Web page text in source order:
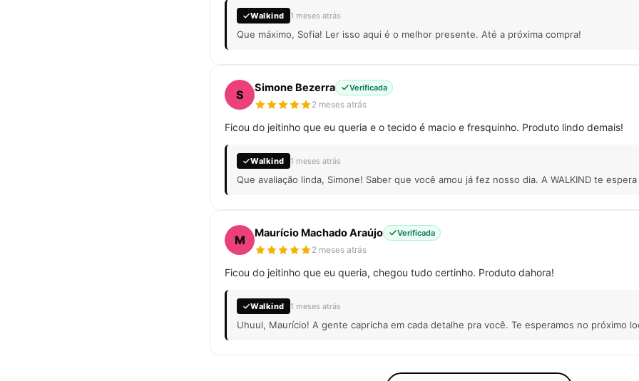
Walkind 1 meses atrás
Que máximo, Sofia! Ler isso aqui é o melhor presente. Até a próxima compra!
S
Simone Bezerra Verificada
2 meses atrás
Ficou do jeitinho que eu queria e o tecido é macio e fresquinho. Produto lindo demais!
Walkind 1 meses atrás
Que avaliação linda, Simone! Saber que você amou já fez nosso dia. A WALKIND te
M
Maurício Machado Araújo Verificada
2 meses atrás
Ficou do jeitinho que eu queria, chegou tudo certinho. Produto dahora!
Walkind 1 meses atrás
Uhuul, Maurício! A gente capricha em cada detalhe pra você. Te esperamos no próximo